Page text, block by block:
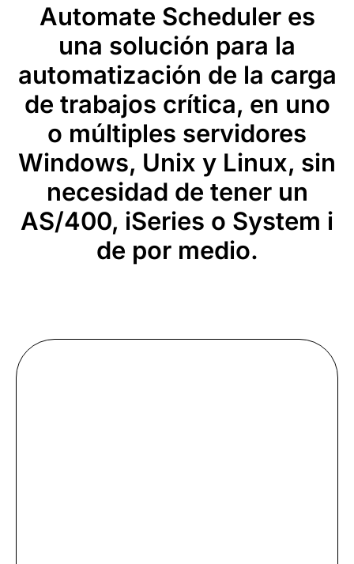
Automate Scheduler es
una solución para la
automatización de la carga
de trabajos crítica, en uno
o múltiples servidores
Windows, Unix y Linux, sin
necesidad de tener un
AS/400, iSeries o System i
de por medio.